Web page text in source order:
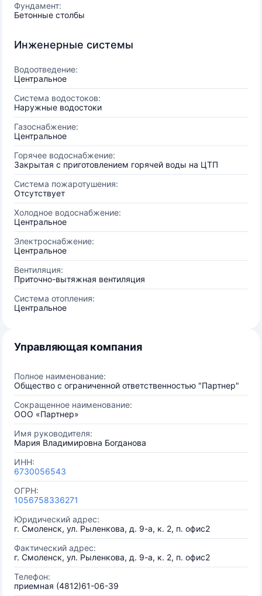
Фундамент:
Бетонные столбы
Инженерные системы
Водоотведение:
Центральное
Система водостоков:
Наружные водостоки
Газоснабжение:
Центральное
Горячее водоснабжение:
Закрытая с приготовлением горячей воды на ЦТП
Система пожаротушения:
Отсутствует
Холодное водоснабжение:
Центральное
Электроснабжение:
Центральное
Вентиляция:
Приточно-вытяжная вентиляция
Система отопления:
Центральное
Управляющая компания
Полное наименование:
Общество с ограниченной ответственностью "Партнер"
Сокращенное наименование:
ООО «Партнер»
Имя руководителя:
Мария Владимировна Богданова
ИНН:
6730056543
ОГРН:
1056758336271
Юридический адрес:
г. Смоленск, ул. Рыленкова, д. 9-а, к. 2, п. офис2
Фактический адрес:
г. Смоленск, ул. Рыленкова, д. 9-а, к. 2, п. офис2
Телефон:
приемная (4812)61-06-39